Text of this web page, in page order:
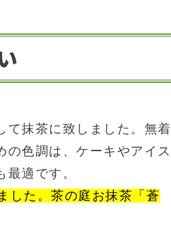
て抹茶に致しました。無着
の色調は、ケーキやアイス
適です。
した。茶の庭お抹茶「蒼